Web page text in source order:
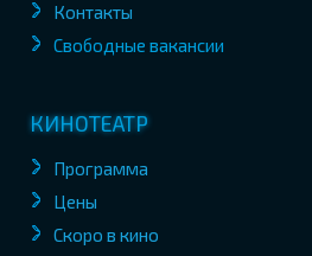
Контакты
Свободные вакансии
КИНОТЕАТР
Программа
Цены
Скоро в кино